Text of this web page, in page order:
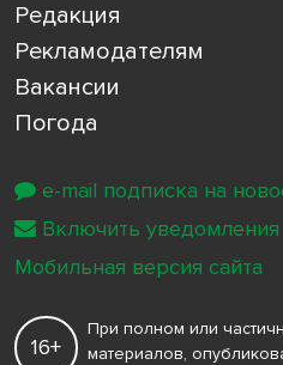
Редакция
Рекламодателям
Вакансии
Погода
16+
При полном или
материалов,
e-mail подписка на
Включить уведомления
Мобильная версия сайта